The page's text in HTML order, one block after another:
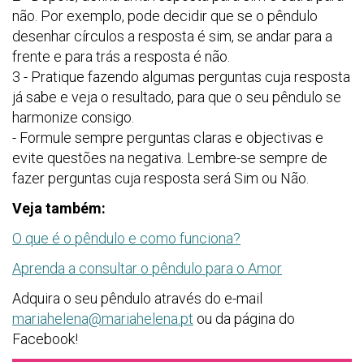
não. Por exemplo, pode decidir que se o pêndulo
desenhar círculos a resposta é sim, se andar para a
frente e para trás a resposta é não.
3 - Pratique fazendo algumas perguntas cuja resposta
já sabe e veja o resultado, para que o seu pêndulo se
harmonize consigo.
- Formule sempre perguntas claras e objectivas e
evite questões na negativa. Lembre-se sempre de
fazer perguntas cuja resposta será Sim ou Não.
Veja também:
O que é o pêndulo e como funciona?
Aprenda a consultar o pêndulo para o Amor
Adquira o seu pêndulo através do e-mail
mariahelena@mariahelena.pt ou da página do
Facebook!